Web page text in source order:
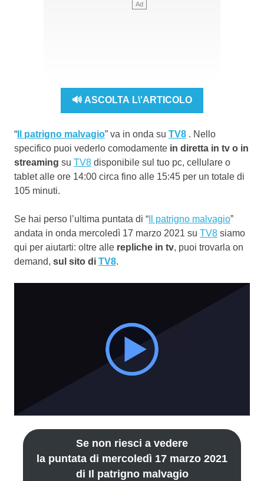
🔊 ASCOLTA L\'ARTICOLO
“ Il patrigno malvagio” va in onda su TV8 . Nello
specifico puoi vederlo comodamente in diretta in tv o in
streaming su TV8 disponibile sul tuo pc, cellulare o
tablet alle ore 14:00 circa fino alle 15:45 per un totale di
105 minuti.
Se hai perso l’ultima puntata di “ Il patrigno malvagio”
andata in onda mercoledì 17 marzo 2021 su TV8 siamo
qui per aiutarti: oltre alle repliche in tv, puoi trovarla on
demand, sul sito di TV8.
Se non riesci a vedere
la puntata di mercoledì 17 marzo 2021
di Il patrigno malvagio